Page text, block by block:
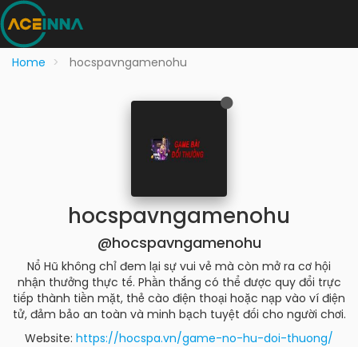
Home hocspavngamenohu
hocspavngamenohu
@hocspavngamenohu
Nổ Hũ không chỉ đem lại sự vui vẻ mà còn mở ra cơ hội
nhận thưởng thực tế. Phần thắng có thể được quy đổi trực
tiếp thành tiền mặt, thẻ cào điện thoại hoặc nạp vào ví điện
tử, đảm bảo an toàn và minh bạch tuyệt đối cho người chơi.
Website: https://hocspa.vn/game-no-hu-doi-thuong/